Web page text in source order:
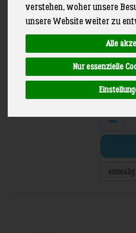
verstehen, woher unsere
unsere Website weiter zu
Alle
Nur essenzielle
Großes
Meyn Hof KG
Deutschland
Regional